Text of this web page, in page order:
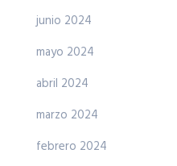
junio 2024
mayo 2024
abril 2024
marzo 2024
febrero 2024